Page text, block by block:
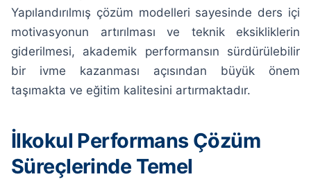
Yapılandırılmış çözüm modelleri sayesinde ders içi
motivasyonun artırılması ve teknik eksikliklerin
giderilmesi, akademik performansın sürdürülebilir
bir ivme kazanması açısından büyük önem
taşımakta ve eğitim kalitesini artırmaktadır.
İlkokul Performans Çözüm
Süreçlerinde Temel